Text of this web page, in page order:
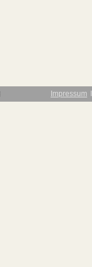
Impressum